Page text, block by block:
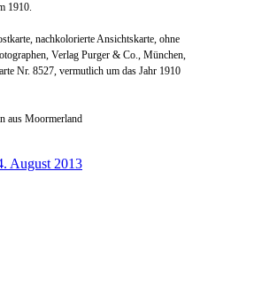
1910.
nachkolorierte Ansichtskarte, ohne
Verlag Purger & Co., München,
Nr. 8527, vermutlich um das Jahr 1910
aus Moormerland
August 2013